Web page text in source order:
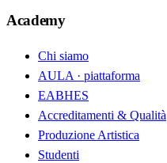
Academy
Chi siamo
AULA · piattaforma
EABHES
Accreditamenti & Qualità
Produzione Artistica
Studenti